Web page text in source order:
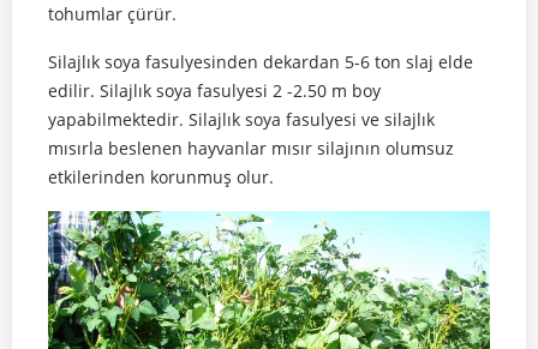
tohumlar çürür.
Silajlık soya fasulyesinden dekardan 5-6 ton slaj elde
edilir. Silajlık soya fasulyesi 2 -2.50 m boy
yapabilmektedir. Silajlık soya fasulyesi ve silajlık
mısırla beslenen hayvanlar mısır silajının olumsuz
etkilerinden korunmuş olur.